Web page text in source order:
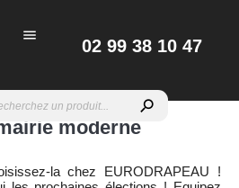
02 99 38 10 47
search

moderne
la chez EURODRAPEAU !